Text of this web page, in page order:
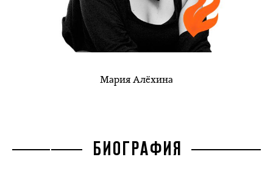
Мария Алёхина
БИОГРАФИЯ